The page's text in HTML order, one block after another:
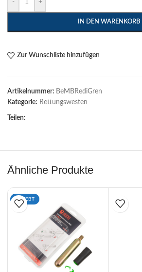
- +
IN DEN WARENKORB
Zur Wunschliste hinzufügen
Artikelnummer: BeMBRediGren
Kategorie: Rettungswesten
Teilen:
Ähnliche Produkte
BELIEBT